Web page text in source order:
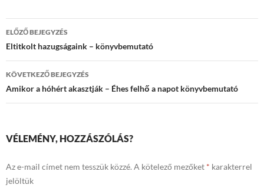
Bejegyzések
navigációja
ELŐZŐ BEJEGYZÉS
Eltitkolt hazugságaink – könyvbemutató
KÖVETKEZŐ BEJEGYZÉS
Amikor a hóhért akasztják – Éhes felhő a napot könyvbemutató
VÉLEMÉNY, HOZZÁSZÓLÁS?
Az e-mail címet nem tesszük közzé. A kötelező mezőket * karakterrel
jelöltük